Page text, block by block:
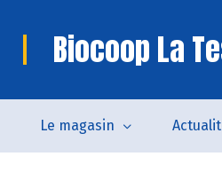
Biocoop La
Le magasin